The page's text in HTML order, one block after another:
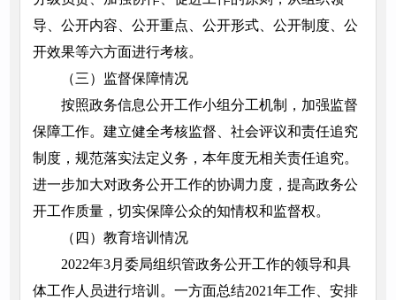
导、公开内容、公开重点、公开形式、公开制度、公
开效果等六方面进行考核。
（三）监督保障情况
按照政务信息公开工作小组分工机制，加强监督
保障工作。建立健全考核监督、社会评议和责任追究
制度，规范落实法定义务，本年度无相关责任追究。
进一步加大对政务公开工作的协调力度，提高政务公
开工作质量，切实保障公众的知情权和监督权。
（四）教育培训情况
2022年3月委局组织管政务公开工作的领导和具
体工作人员进行培训。一方面总结2021年工作、安排